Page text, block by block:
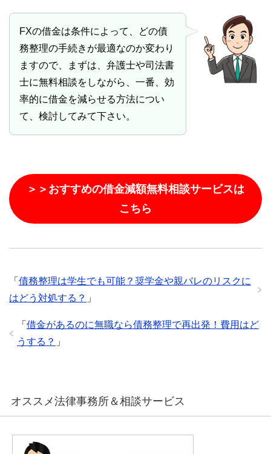
FXの借金は条件によって、どの債
務整理の手続きが最適なのか変わり
ますので、まずは、弁護士や司法書
士に無料相談をしながら、一番、効
率的に借金を減らせる方法につい
て、検討してみて下さい。
＞＞おすすめの借金減額無料相談サービスは
こちら
「 債務整理は学生でも可能？奨学金や親バレのリスクに
はどう対処する？ 」
「 借金があるのに無職なら債務整理で再出発！費用はど
うする？ 」
オススメ法律事務所＆相談サービス